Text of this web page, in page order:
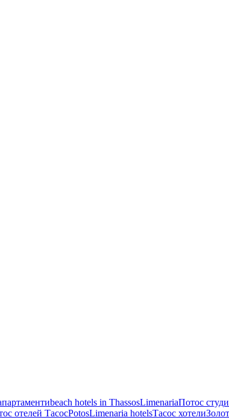
beach hotels in ThassosLimenariaПотос
отелей ТасосPotosLimenaria hotelsТасос хотели